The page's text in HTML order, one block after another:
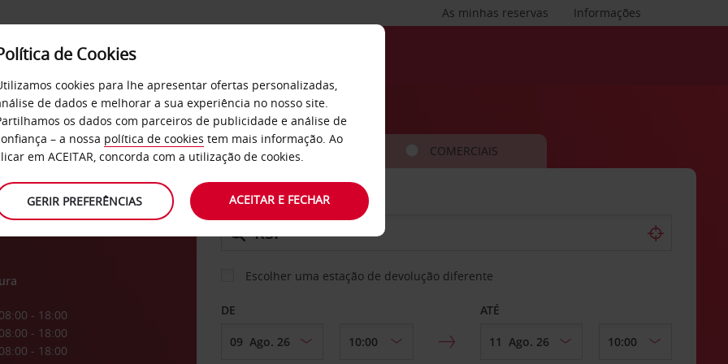
Informações
As minhas reservas
SERVIÇOS EMPRESAS
08:00 - 18:00
08:00 - 18:00
08:00 - 18:00
CARRO COMERCIAIS
LEVANTAR EM
Escolher uma estação de devolução diferente
DE ATÉ
de Cookies
cookies para lhe apresentar ofertas personalizadas,
de dados e melhorar a sua experiência no nosso site.
os dados com parceiros de publicidade e análise de
– a nossa política de cookies tem mais informação. Ao
em ACEITAR, concorda com a utilização de cookies.
GERIR PREFERÊNCIAS ACEITAR E FECHAR